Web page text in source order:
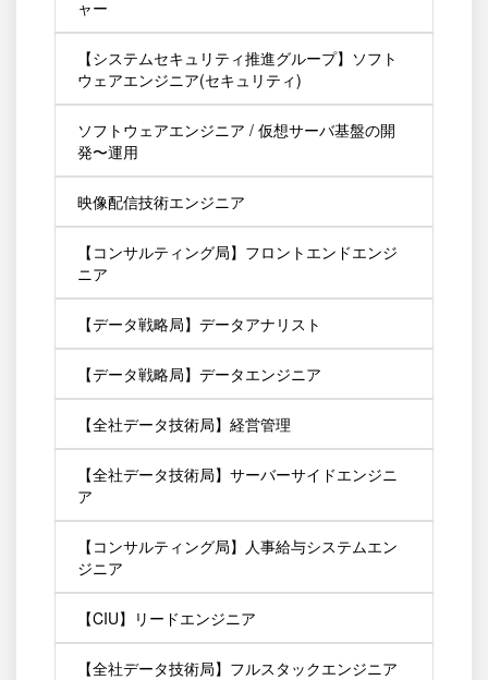
ャー
【システムセキュリティ推進グループ】ソフト
ウェアエンジニア(セキュリティ)
ソフトウェアエンジニア / 仮想サーバ基盤の開
発〜運用
映像配信技術エンジニア
【コンサルティング局】フロントエンドエンジ
ニア
【データ戦略局】データアナリスト
【データ戦略局】データエンジニア
【全社データ技術局】経営管理
【全社データ技術局】サーバーサイドエンジニ
ア
【コンサルティング局】人事給与システムエン
ジニア
【CIU】リードエンジニア
【全社データ技術局】フルスタックエンジニア